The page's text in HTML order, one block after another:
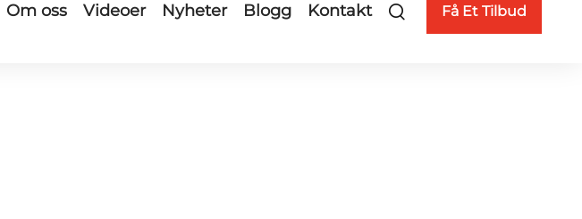
Om oss Videoer Nyheter Blogg Kontakt Få Et Tilbud